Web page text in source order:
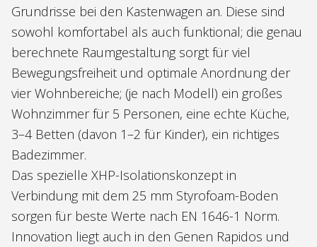
Grundrisse bei den Kastenwagen an. Diese sind
sowohl komfortabel als auch funktional; die genau
berechnete Raumgestaltung sorgt für viel
Bewegungsfreiheit und optimale Anordnung der
vier Wohnbereiche; (je nach Modell) ein großes
Wohnzimmer für 5 Personen, eine echte Küche,
3–4 Betten (davon 1–2 für Kinder), ein richtiges
Badezimmer.
Das spezielle XHP-Isolationskonzept in
Verbindung mit dem 25 mm Styrofoam-Boden
sorgen für beste Werte nach EN 1646-1 Norm.
Innovation liegt auch in den Genen Rapidos und